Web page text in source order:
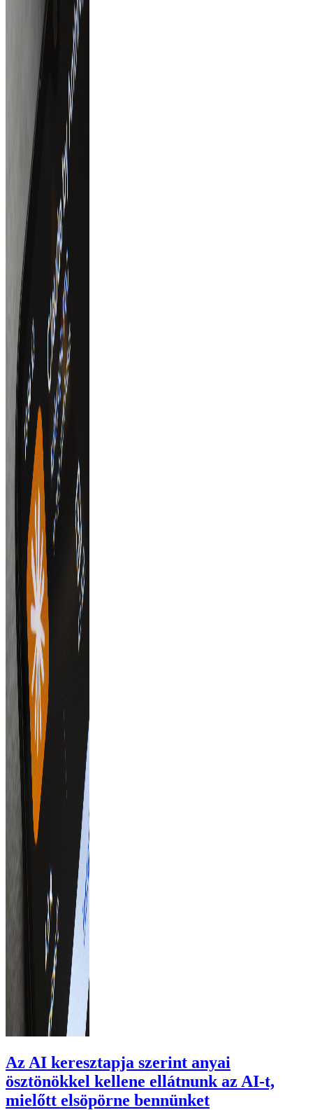
Az AI keresztapja szerint anyai
ösztönökkel kellene ellátnunk az AI-t,
mielőtt elsöpörne bennünket